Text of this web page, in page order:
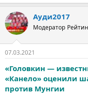
Ауди2017
Модератор
07.03.2021
«Головкин —
«Канело» оценили
против Мунгии